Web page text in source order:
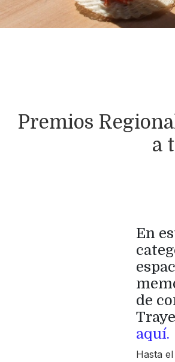
Premios
a
En
de
aquí.
Hasta